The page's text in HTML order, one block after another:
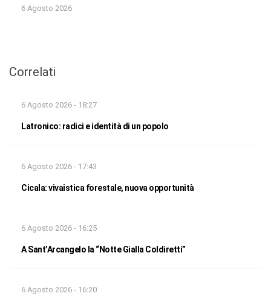
6 Agosto 2026
Correlati
6 Agosto 2026 - 18:27
Latronico: radici e identità di un popolo
6 Agosto 2026 - 17:43
Cicala: vivaistica forestale, nuova opportunità
6 Agosto 2026 - 16:25
A Sant’Arcangelo la “Notte Gialla Coldiretti”
6 Agosto 2026 - 16:20